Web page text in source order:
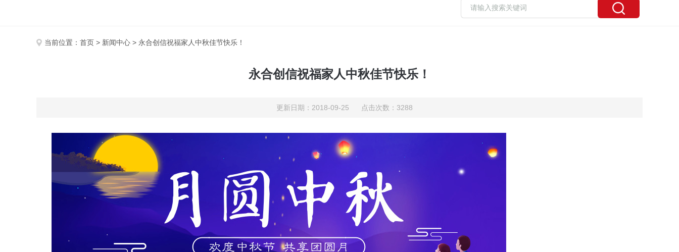
当前位置： 首页 > 新闻中心 > 永合创信祝福家人中秋佳节快乐！
永合创信祝福家人中秋佳节快乐！
更新日期：2018-09-25 点击次数：3288